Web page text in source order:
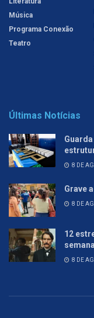
Música
Programa Conexão
Teatro
Últimas Notícias
8 DE
Grave
8 DE
12
8 DE